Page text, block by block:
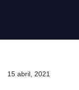
al
15 abril, 2021